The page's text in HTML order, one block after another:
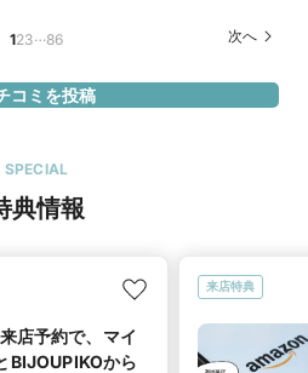
BIJOUPIKOから ¥16,000分の電子マ
くさんの商品をはめていくうち
のデザインが好きなんだと気づい
クとトキメキに繋がった。
った。お目当てがあったわけでは
たくさんの指輪を見ながら、順番
ンシェ２
123…86 次へ
コミを投稿
SPECIAL
典情報
店予約で、マイ
BIJOUPIKOから
来店特典